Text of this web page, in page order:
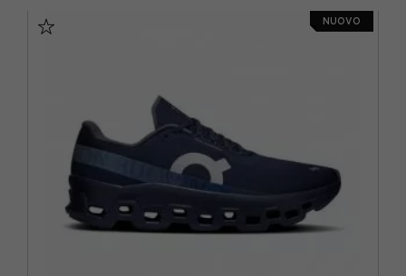
EUR 38,5 / US 7,5
EUR 40,5 / US 9
NUOVO